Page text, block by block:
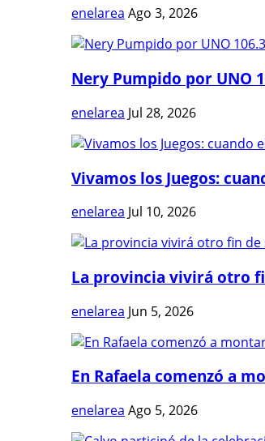
enelarea Ago 3, 2026
Nery Pumpido por UNO
enelarea Jul 28, 2026
Vivamos los Juegos:
enelarea Jul 10, 2026
La provincia vivirá otro
enelarea Jun 5, 2026
En Rafaela comenzó a
enelarea Ago 5, 2026